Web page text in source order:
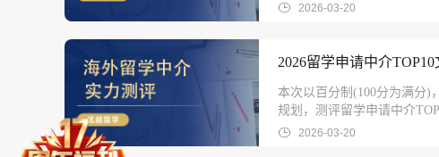
2026-03-20
2026留学申请中介
本次以百分制(100分为满分)
规划，测评留学申请中介
2026-03-20